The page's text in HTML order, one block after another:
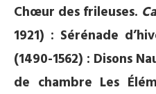
Chœur des frileuses.
1921) : Sérénade
(1490-1562) : Disons
de chambre Les